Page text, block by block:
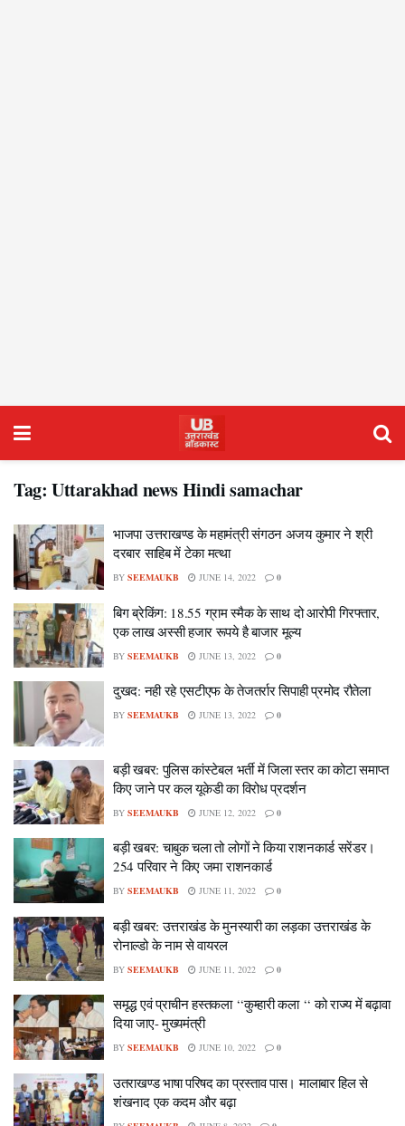
Tag: Uttarakhad news Hindi samachar
भाजपा उत्तराखण्ड के महामंत्री संगठन अजय कुमार ने श्री
दरबार साहिब में टेका मत्था
BY SEEMAUKB JUNE 14, 2022 0
बिग ब्रेकिंग: 18.55 ग्राम स्मैक के साथ दो आरोपी गिरफ्तार,
एक लाख अस्सी हजार रूपये है बाजार मूल्य
BY SEEMAUKB JUNE 13, 2022 0
दुखद: नही रहे एसटीएफ के तेजतर्रार सिपाही प्रमोद रौतेला
BY SEEMAUKB JUNE 13, 2022 0
बड़ी खबर: पुलिस कांस्टेबल भर्ती में जिला स्तर का कोटा समाप्त
किए जाने पर कल यूकेडी का विरोध प्रदर्शन
BY SEEMAUKB JUNE 12, 2022 0
बड़ी खबर: चाबुक चला तो लोगों ने किया राशनकार्ड सरेंडर।
254 परिवार ने किए जमा राशनकार्ड
BY SEEMAUKB JUNE 11, 2022 0
बड़ी खबर: उत्तराखंड के मुनस्यारी का लड़का उत्तराखंड के
रोनाल्डो के नाम से वायरल
BY SEEMAUKB JUNE 11, 2022 0
समृद्ध एवं प्राचीन हस्तकला ‘‘कुम्हारी कला ‘‘ को राज्य में बढ़ावा
दिया जाए- मुख्यमंत्री
BY SEEMAUKB JUNE 10, 2022 0
उतराखण्ड भाषा परिषद का प्रस्ताव पास। मालाबार हिल से
शंखनाद एक कदम और बढ़ा